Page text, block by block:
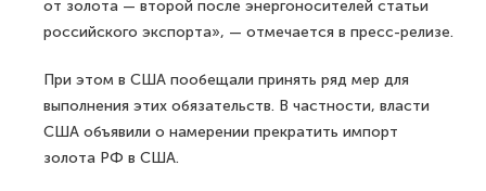
от золота — второй после энергоносителей статьи
российского экспорта», — отмечается в пресс-релизе.
При этом в США пообещали принять ряд мер для
выполнения этих обязательств. В частности, власти
США объявили о намерении прекратить импорт
золота РФ в США.